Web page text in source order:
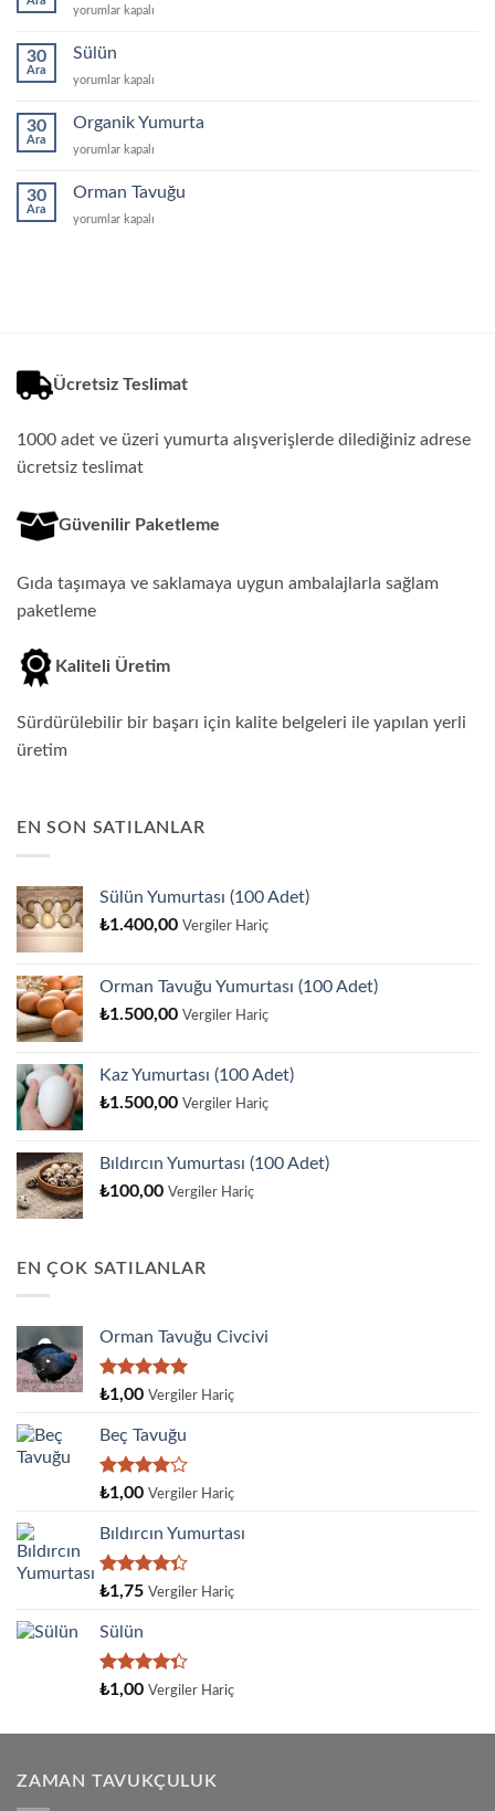
Bıldırcın
için
yorumlar kapalı
30
Ara
Sülün
Sülün
yorumlar kapalı
30
Ara
Organik Yumurta
Organik
için
yorumlar kapalı
30
Ara
Orman Tavuğu
Orman
yorumlar kapalı
Ücretsiz Teslimat
1000 adet ve üzeri yumurta alışverişlerde dilediğiniz adrese
ücretsiz teslimat
Güvenilir Paketleme
Gıda taşımaya ve saklamaya uygun ambalajlarla sağlam
paketleme
Kaliteli Üretim
Sürdürülebilir bir başarı için kalite belgeleri ile yapılan yerli
üretim
EN SON SATILANLAR
Sülün Yumurtası (100 Adet)
₺1.400,00 Vergiler Hariç
Orman Tavuğu Yumurtası (100 Adet)
₺1.500,00 Vergiler Hariç
Kaz Yumurtası (100 Adet)
₺1.500,00 Vergiler Hariç
Bıldırcın Yumurtası (100 Adet)
₺100,00 Vergiler Hariç
EN ÇOK SATILANLAR
Orman Tavuğu Civcivi
5 üzerinden
aldı
₺1,00 Vergiler Hariç
Beç Tavuğu
5
4.00oy
aldı
₺1,00 Vergiler Hariç
Bıldırcın Yumurtası
5
4.33oy
aldı
₺1,75 Vergiler Hariç
Sülün
5
₺1,00 Vergiler Hariç
ZAMAN TAVUKÇULUK